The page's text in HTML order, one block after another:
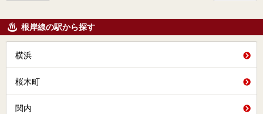
根岸線の駅から探す
横浜
桜木町
関内